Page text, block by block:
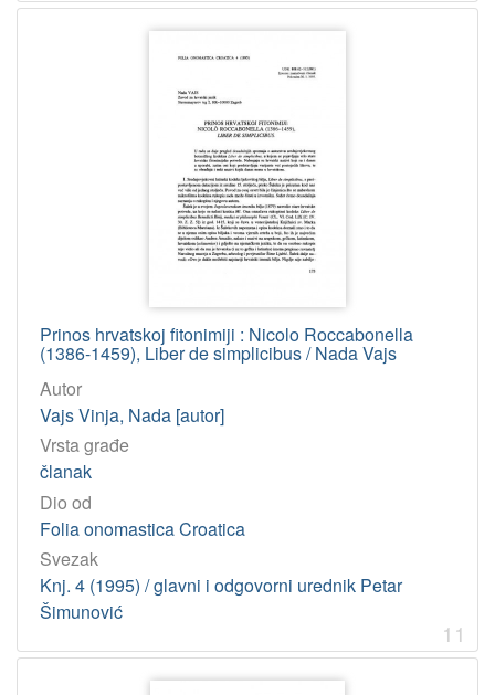
Prinos hrvatskoj fitonimiji : Nicolo Roccabonella
(1386-1459), Liber de simplicibus / Nada Vajs
Autor
Vajs Vinja, Nada [autor]
Vrsta građe
članak
Dio od
Folia onomastica Croatica
Svezak
Knj. 4 (1995) / glavni i odgovorni urednik Petar
Šimunović
11